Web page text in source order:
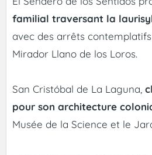
familial traversant la
avec des arrêts
Mirador Llano de los Loros.
San Cristóbal de La Laguna,
pour son architecture
Musée de la Science et le